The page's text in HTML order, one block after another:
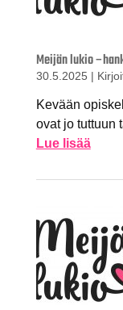
Meijän lukio
30.5.2025 |
Kevään
ovat jo tuttuun
Lue lisää